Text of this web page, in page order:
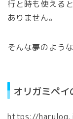
行と時も使える
ありません。
そんな夢のよう
オリガミペ
https://